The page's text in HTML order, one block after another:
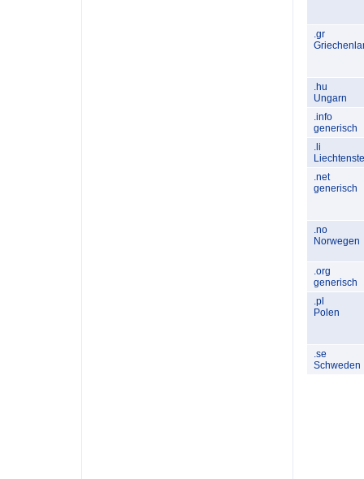
.gr
.hu
Ungarn
.info
generisch
.li
.net
generisch
.no
Norwegen
.org
generisch
.pl
Polen
.se
Schweden